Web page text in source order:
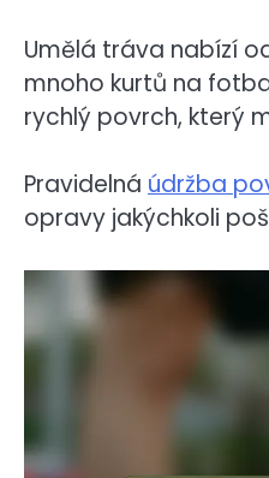
Umělá tráva nabízí
mnoho kurtů na
rychlý povrch, který
Pravidelná údržba
opravy jakýchkoli